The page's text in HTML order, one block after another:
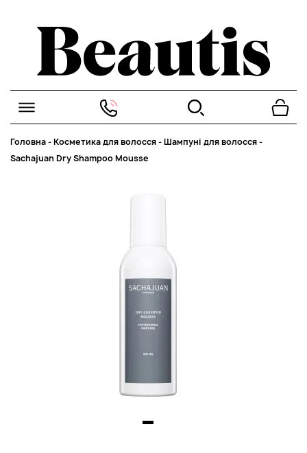
Головна-Косметика для волосся-Шампуні для волосся-
Sachajuan Dry Shampoo Mousse